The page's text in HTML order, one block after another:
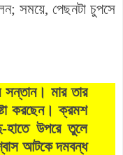
সময়ে, পেছনটা চুপসে
মার তার
করছেন। ক্রমশ
হাতে উপরে তুলে
আটকে দমবন্ধ